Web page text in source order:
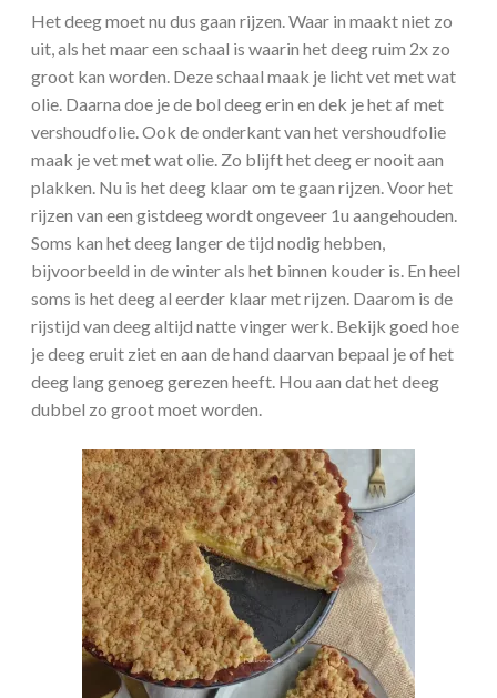
Het deeg moet nu dus gaan rijzen. Waar in maakt niet zo
uit, als het maar een schaal is waarin het deeg ruim 2x zo
groot kan worden. Deze schaal maak je licht vet met wat
olie. Daarna doe je de bol deeg erin en dek je het af met
vershoudfolie. Ook de onderkant van het vershoudfolie
maak je vet met wat olie. Zo blijft het deeg er nooit aan
plakken. Nu is het deeg klaar om te gaan rijzen. Voor het
rijzen van een gistdeeg wordt ongeveer 1u aangehouden.
Soms kan het deeg langer de tijd nodig hebben,
bijvoorbeeld in de winter als het binnen kouder is. En heel
soms is het deeg al eerder klaar met rijzen. Daarom is de
rijstijd van deeg altijd natte vinger werk. Bekijk goed hoe
je deeg eruit ziet en aan de hand daarvan bepaal je of het
deeg lang genoeg gerezen heeft. Hou aan dat het deeg
dubbel zo groot moet worden.